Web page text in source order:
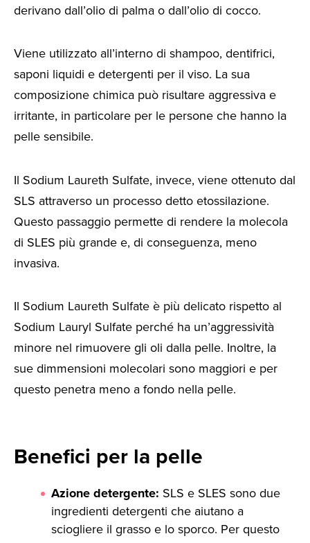
derivano dall’olio di palma o dall’olio di cocco.
Viene utilizzato all’interno di shampoo, dentifrici,
saponi liquidi e detergenti per il viso. La sua
composizione chimica può risultare aggressiva e
irritante, in particolare per le persone che hanno la
pelle sensibile.
Il Sodium Laureth Sulfate, invece, viene ottenuto dal
SLS attraverso un processo detto etossilazione.
Questo passaggio permette di rendere la molecola
di SLES più grande e, di conseguenza, meno
invasiva.
Il Sodium Laureth Sulfate è più delicato rispetto al
Sodium Lauryl Sulfate perché ha un’aggressività
minore nel rimuovere gli oli dalla pelle. Inoltre, la
sue dimmensioni molecolari sono maggiori e per
questo penetra meno a fondo nella pelle.
Benefici per la pelle
Azione detergente: SLS e SLES sono due
ingredienti detergenti che aiutano a
sciogliere il grasso e lo sporco. Per questo